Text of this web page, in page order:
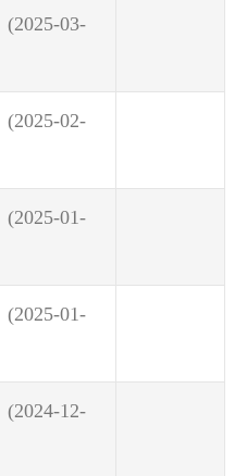
(2025-03-
(2025-02-
(2025-01-
(2025-01-
(2024-12-